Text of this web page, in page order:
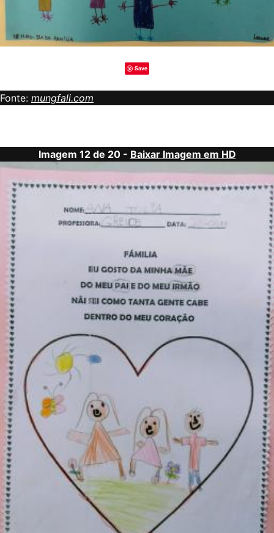
Save
Fonte: mungfali.com
Imagem 12 de 20 - Baixar Imagem em HD